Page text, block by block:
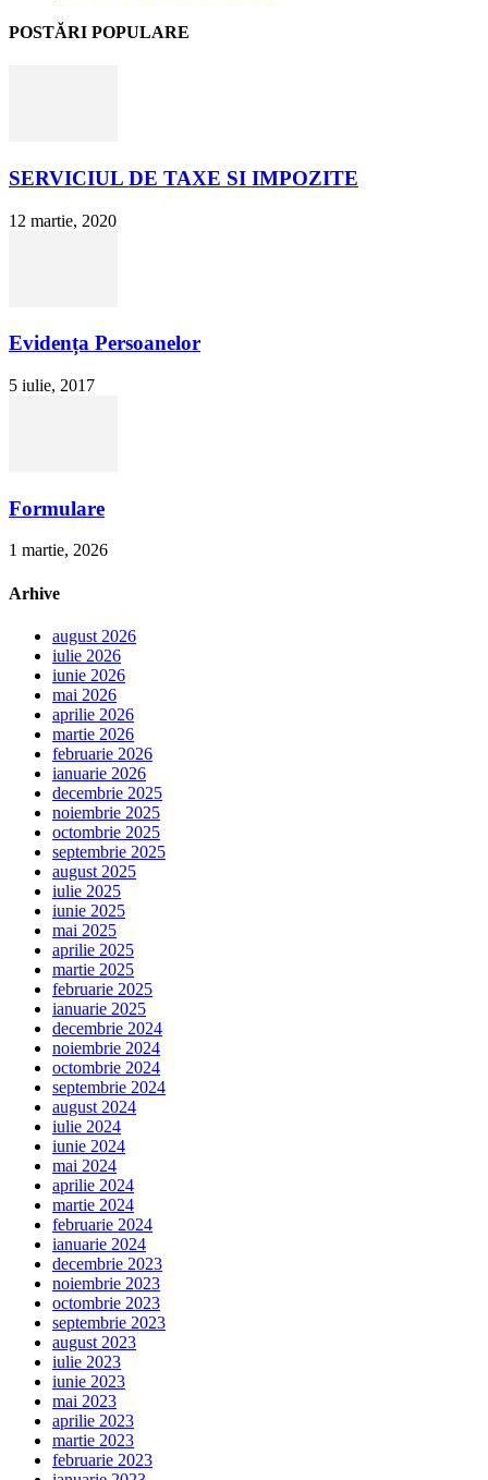
POSTĂRI POPULARE
SERVICIUL DE TAXE SI IMPOZITE
12 martie, 2020
Evidența Persoanelor
5 iulie, 2017
Formulare
1 martie, 2026
Arhive
august 2026
iulie 2026
iunie 2026
mai 2026
aprilie 2026
martie 2026
februarie 2026
ianuarie 2026
decembrie 2025
noiembrie 2025
octombrie 2025
septembrie 2025
august 2025
iulie 2025
iunie 2025
mai 2025
aprilie 2025
martie 2025
februarie 2025
ianuarie 2025
decembrie 2024
noiembrie 2024
octombrie 2024
septembrie 2024
august 2024
iulie 2024
iunie 2024
mai 2024
aprilie 2024
martie 2024
februarie 2024
ianuarie 2024
decembrie 2023
noiembrie 2023
octombrie 2023
septembrie 2023
august 2023
iulie 2023
iunie 2023
mai 2023
aprilie 2023
martie 2023
februarie 2023